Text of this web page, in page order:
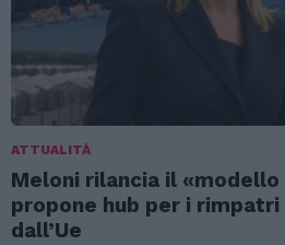
ATTUALITÀ
Meloni rilancia il «modello
propone hub per i
dall’Ue